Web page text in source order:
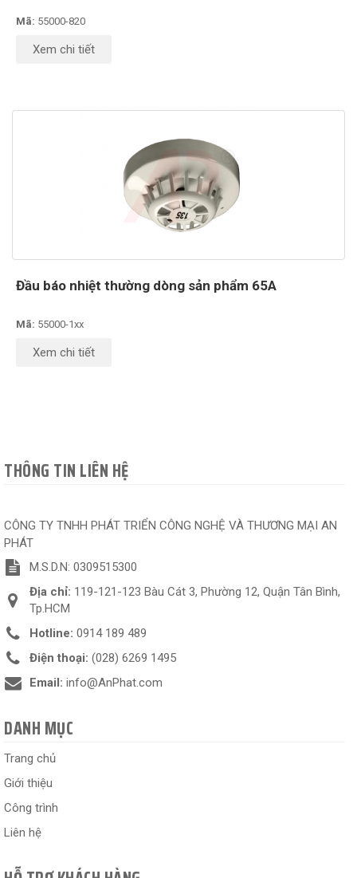
Mã: 55000-820
Xem chi tiết
Đầu báo nhiệt thường dòng sản phẩm 65A
Mã: 55000-1xx
Xem chi tiết
THÔNG TIN LIÊN HỆ
CÔNG TY TNHH PHÁT TRIỂN CÔNG NGHỆ VÀ THƯƠNG MẠI AN
PHÁT
M.S.D.N: 0309515300
Địa chỉ: 119-121-123 Bàu Cát 3, Phường 12, Quận Tân Bình,
Tp.HCM
Hotline: 0914 189 489
Điện thoại: (028) 6269 1495
Email: info@AnPhat.com
DANH MỤC
Trang chủ
Giới thiệu
Công trình
Liên hệ